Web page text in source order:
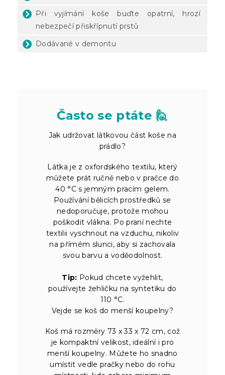
Při vyjímání koše buďte opatrní, hrozí
nebezpečí přiskřípnutí prstů
Dodávané v demontu
Často se ptáte 🙋
Jak udržovat látkovou část koše na
prádlo?
Látka je z oxfordského textilu, který
můžete prát ručně nebo v pračce do
40 °C s jemným pracím gelem.
Používání bělicích prostředků se
nedoporučuje, protože mohou
poškodit vlákna. Po praní nechte
textilii vyschnout na vzduchu, nikoliv
na přímém slunci, aby si zachovala
svou barvu a voděodolnost.
Tip: Pokud chcete vyžehlit,
používejte žehličku na syntetiku do
110 °C.
Vejde se koš do menší koupelny?
Koš má rozměry 73 x 33 x 72 cm, což
je kompaktní velikost, ideální i pro
menší koupelny. Můžete ho snadno
umístit vedle pračky nebo do rohu